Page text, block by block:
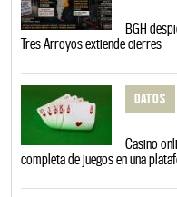
BGH
Tres Arroyos extiende cierres
DATOS
Casino
completa de juegos en una